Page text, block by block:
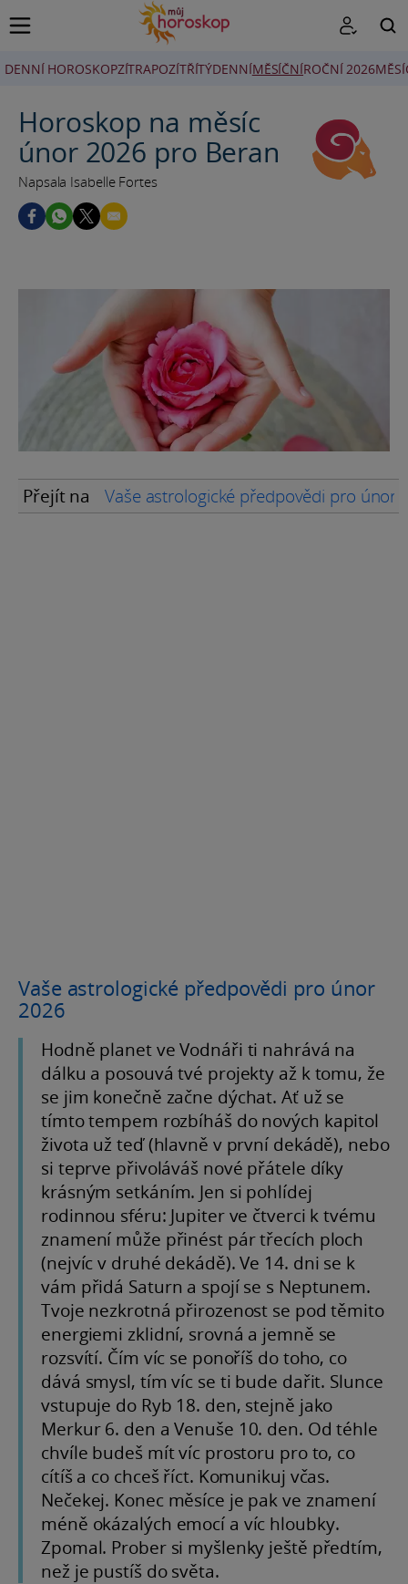
DENNÍ HOROSKOPZÍTRAPOZÍTŘÍTÝDENNÍMĚSÍČNÍROČNÍ 2026
Horoskop na měsíc
únor 2026 pro Beran
Napsala Isabelle Fortes
Přejít na Vaše astrologické předpovědi pro únor
Vaše astrologické předpovědi pro únor
2026
Hodně planet ve Vodnáři ti nahrává na
dálku a posouvá tvé projekty až k tomu, že
se jim konečně začne dýchat. Ať už se
tímto tempem rozbíháš do nových kapitol
života už teď (hlavně v první dekádě), nebo
si teprve přivoláváš nové přátele díky
krásným setkáním. Jen si pohlídej
rodinnou sféru: Jupiter ve čtverci k tvému
znamení může přinést pár třecích ploch
(nejvíc v druhé dekádě). Ve 14. dni se k
vám přidá Saturn a spojí se s Neptunem.
Tvoje nezkrotná přirozenost se pod těmito
energiemi zklidní, srovná a jemně se
rozsvítí. Čím víc se ponoříš do toho, co
dává smysl, tím víc se ti bude dařit. Slunce
vstupuje do Ryb 18. den, stejně jako
Merkur 6. den a Venuše 10. den. Od téhle
chvíle budeš mít víc prostoru pro to, co
cítíš a co chceš říct. Komunikuj včas.
Nečekej. Konec měsíce je pak ve znamení
méně okázalých emocí a víc hloubky.
Zpomal. Prober si myšlenky ještě předtím,
než je pustíš do světa.